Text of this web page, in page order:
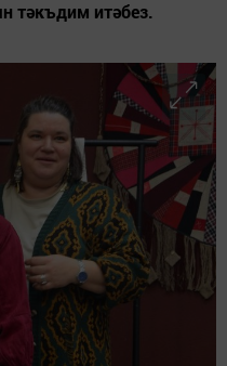
тәкъдим итәбез.